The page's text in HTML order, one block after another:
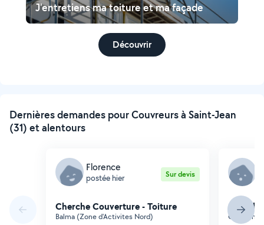
J'entretiens ma toiture et ma façade
Découvrir
Dernières demandes pour Couvreurs à Saint-Jean
(31) et alentours
Florence
postée hier Sur devis
Cherche Couverture - Toiture
Balma (Zone d'Activites Nord)